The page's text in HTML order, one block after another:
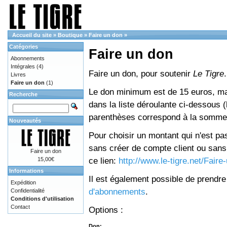
Accueil du site » Boutique » Faire un don »
Faire un don
Faire un don, pour soutenir Le Tigre.
Le don minimum est de 15 euros,
dans la liste déroulante ci-dessous
parenthèses correspond à la
Pour choisir un montant qui n'est
sans créer de compte client ou
ce lien: http://www.le-tigre.net/
Il est également possible de
d'abonnements.
Options :
Catégories
Abonnements
Intégrales (4)
Livres
Faire un don (1)
Recherche
Nouveautés
Faire un don
15,00€
Informations
Expédition
Confidentialité
Conditions d'utilisation
Contact